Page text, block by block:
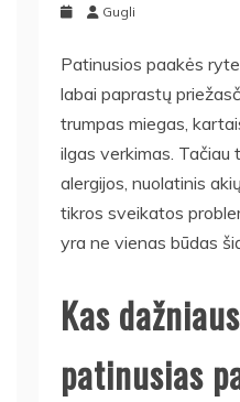
Gugli
Patinusios paakės
labai paprastų
trumpas miegas,
ilgas verkimas. Tačiau
alergijos, nuolatinis
tikros sveikatos
yra ne vienas būdas
Kas
patinusias